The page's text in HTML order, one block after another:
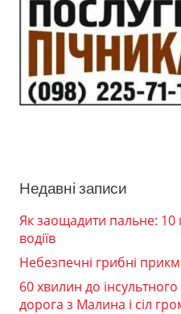
Недавні записи
Як заощадити пальне: 10
водіїв
Небезпечні грибні
60 хвилин до
дорога з Малина і сіл